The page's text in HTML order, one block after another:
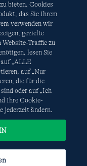
Site Map
Es gelten die
bieten. Cookies
das Sie Ihrem
verwenden wir
gezielte
Website-Traffic zu
lesen Sie
„ALLE
auf „Nur
die für die
oder auf „Ich
Ihre Cookie-
jederzeit ändern.